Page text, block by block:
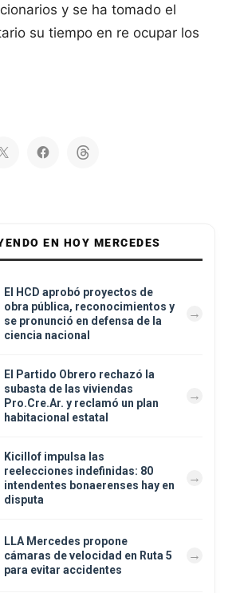
y se ha tomado el
su tiempo en re ocupar los
EN HOY MERCEDES
El HCD aprobó proyectos de
obra pública, reconocimientos y
se pronunció en defensa de la
ciencia nacional
El Partido Obrero rechazó la
subasta de las viviendas
Pro.Cre.Ar. y reclamó un plan
habitacional estatal
Kicillof impulsa las
reelecciones indefinidas: 80
intendentes bonaerenses hay en
disputa
LLA Mercedes propone
cámaras de velocidad en Ruta 5
para evitar accidentes